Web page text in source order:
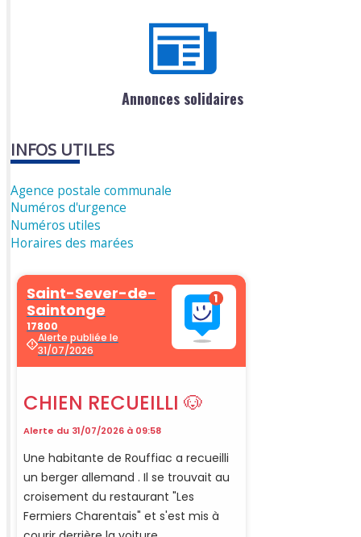
Annonces solidaires
INFOS UTILES
Agence postale communale
Numéros d'urgence
Numéros utiles
Horaires des marées